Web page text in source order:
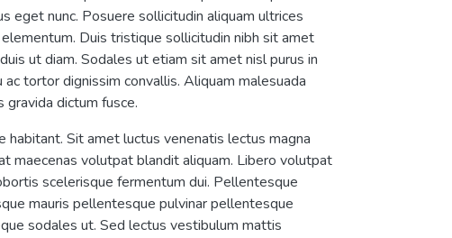
eget nunc. Posuere sollicitudin aliquam ultrices
Duis tristique sollicitudin nibh sit amet
ut diam. Sodales ut etiam sit amet nisl purus in
tortor dignissim convallis. Aliquam malesuada
dictum fusce.
Sit amet luctus venenatis lectus magna
maecenas volutpat blandit aliquam. Libero volutpat
scelerisque fermentum dui. Pellentesque
mauris pellentesque pulvinar pellentesque
sodales ut. Sed lectus vestibulum mattis